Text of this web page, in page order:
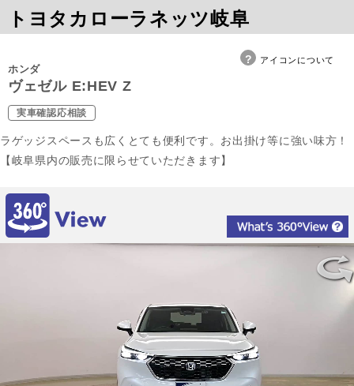
トヨタカローラネッツ岐阜
アイコンについて
ホンダ
ヴェゼル E:HEV Z
実車確認応相談
ラゲッジスペースも広くとても便利です。お出掛け等に強い味方！
【岐阜県内の販売に限らせていただきます】